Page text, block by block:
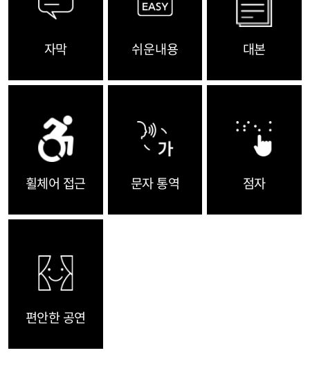
자막 쉬운내용 대본
휠체어 접근 문자 통역 점자
편안한 공연